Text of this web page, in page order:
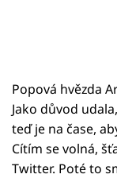
Popová hvězda
Jako důvod
teď je na čase,
Cítím se volná,
Twitter. Poté to